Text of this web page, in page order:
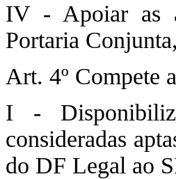
IV - Apoiar as
Portaria
Art. 4º Compete
I -
consideradas
do DF Legal ao